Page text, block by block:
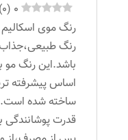
0
(
0
)
باشد.این رنگ مو
اساس پیشرفته
ساخته شده
قدرت پوشانندگی